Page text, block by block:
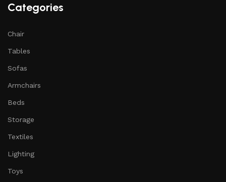
Categories
Chair
Tables
Sofas
Armchairs
Beds
Storage
Textiles
Lighting
Toys